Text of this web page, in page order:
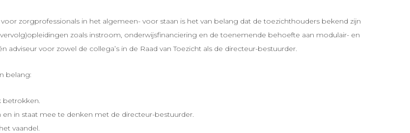
zorgprofessionals in het algemeen- voor staan is het van belang dat de toezichthouders bekend zijn
zoals instroom, onderwijsfinanciering en de toenemende behoefte aan modulair- en
voor zowel de collega’s in de Raad van Toezicht als de directeur-bestuurder.
belang:
betrokken.
in staat mee te denken met de directeur-bestuurder.
vaandel.